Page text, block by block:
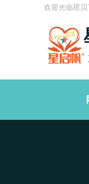
欢迎光临星